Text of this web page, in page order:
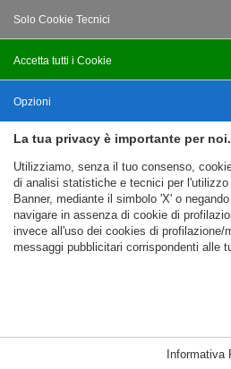
La tua privacy è importante per noi.
Utilizziamo, senza il tuo consenso,
di analisi statistiche e tecnici per
Banner, mediante il simbolo 'X' o
navigare in assenza di cookie di
invece all'uso dei cookies di profilazione/
messaggi pubblicitari corrispondenti alle
Cookie Necessari, Tecnici di Sessione
Accetta tutti i Cookie
Solo Cookie Tecnici
Salva
Opzioni
Nascondi Opzioni
Informativa